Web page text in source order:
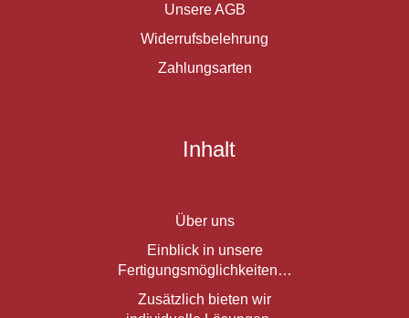
Unsere AGB
Widerrufsbelehrung
Zahlungsarten
Inhalt
Über uns
Einblick in unsere
Fertigungsmöglichkeiten…
Zusätzlich bieten wir